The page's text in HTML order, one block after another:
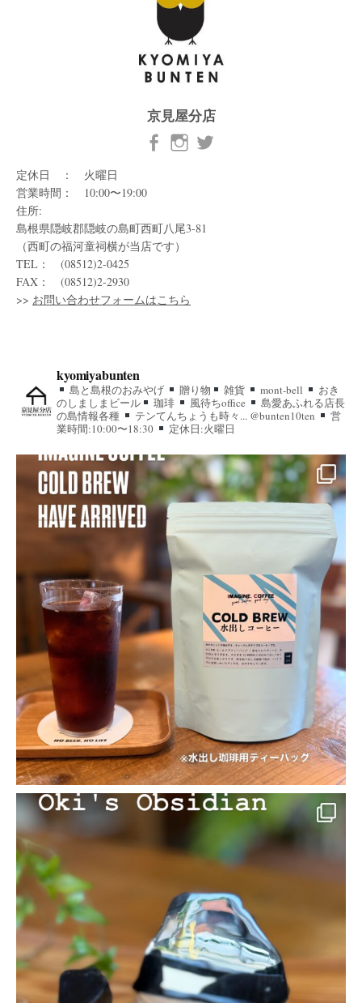
京見屋分店
定休日 ： 火曜日
営業時間： 10:00〜19:00
住所:
島根県隠岐郡隠岐の島町西町八尾3-81
（西町の福河童祠横が当店です）
TEL： (08512)2-0425
FAX： (08512)2-2930
>> お問い合わせフォームはこちら
kyomiyabunten
島と島根のおみやげ 贈り物 雑貨 mont-bell
おき
のしましまビール
珈琲 風待ちoffice
島愛あふれる店長
の島情報各種
テンてんちょうも時々... @bunten10ten
営
業時間:10:00〜18:30
定休日:火曜日